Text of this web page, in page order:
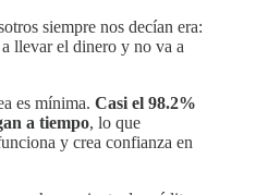
siempre nos decían era:
llevar el dinero y no va a
es mínima. Casi el 98.2%
a tiempo, lo que
y crea confianza en